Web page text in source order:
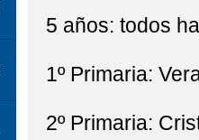
5 años: todos
1º Primaria:
2º Primaria: